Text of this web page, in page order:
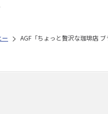
ー AGF「ちょっと贅沢な珈琲店